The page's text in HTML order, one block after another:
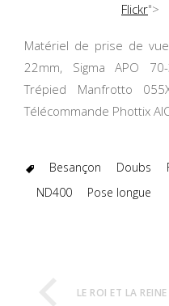
Flickr">
Matériel de prise de
22mm, Sigma APO
Trépied Manfrotto
Télécommande Phottix
Besançon Doubs
ND400
Pose longue
LE ROI ET LA